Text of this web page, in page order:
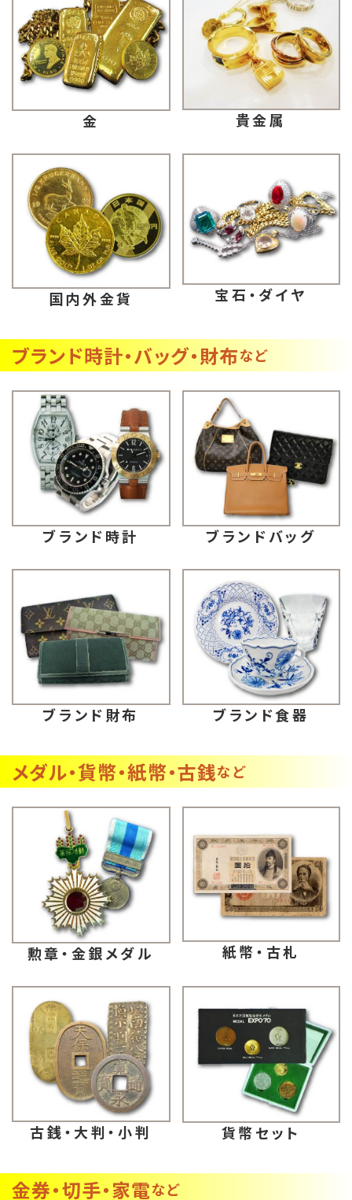
金 貴金属
国内外金貨 宝石・ダイヤ
ブランド時計・バッグ・財布など
ブランド時計 ブランドバッグ
ブランド財布 ブランド食器
メダル・貨幣・紙幣・古銭など
勲章・金銀メダル 紙幣・古札
古銭・大判・小判 貨幣セット
金券・切手・家電など